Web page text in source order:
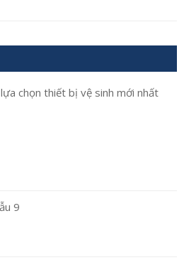
chọn thiết bị vệ sinh mới nhất
9